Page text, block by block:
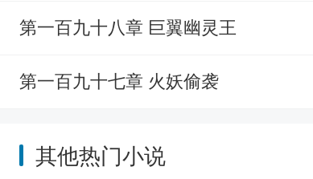
第一百九十八章 巨翼幽灵王
第一百九十七章 火妖偷袭
其他热门小说